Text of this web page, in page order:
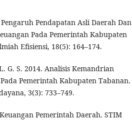
Pendapatan Asli Daerah Dan
Pada Pemerintah Kabupaten
Efisiensi, 18(5): 164–174.
G. S. 2014. Analisis Kemandrian
Pemerintah Kabupaten Tabanan.
3(3): 733–749.
Pemerintah Daerah. STIM